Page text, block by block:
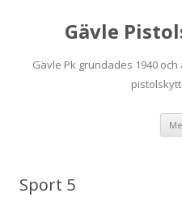
Gävle
Gävle Pk grundades 1940
Sport 5